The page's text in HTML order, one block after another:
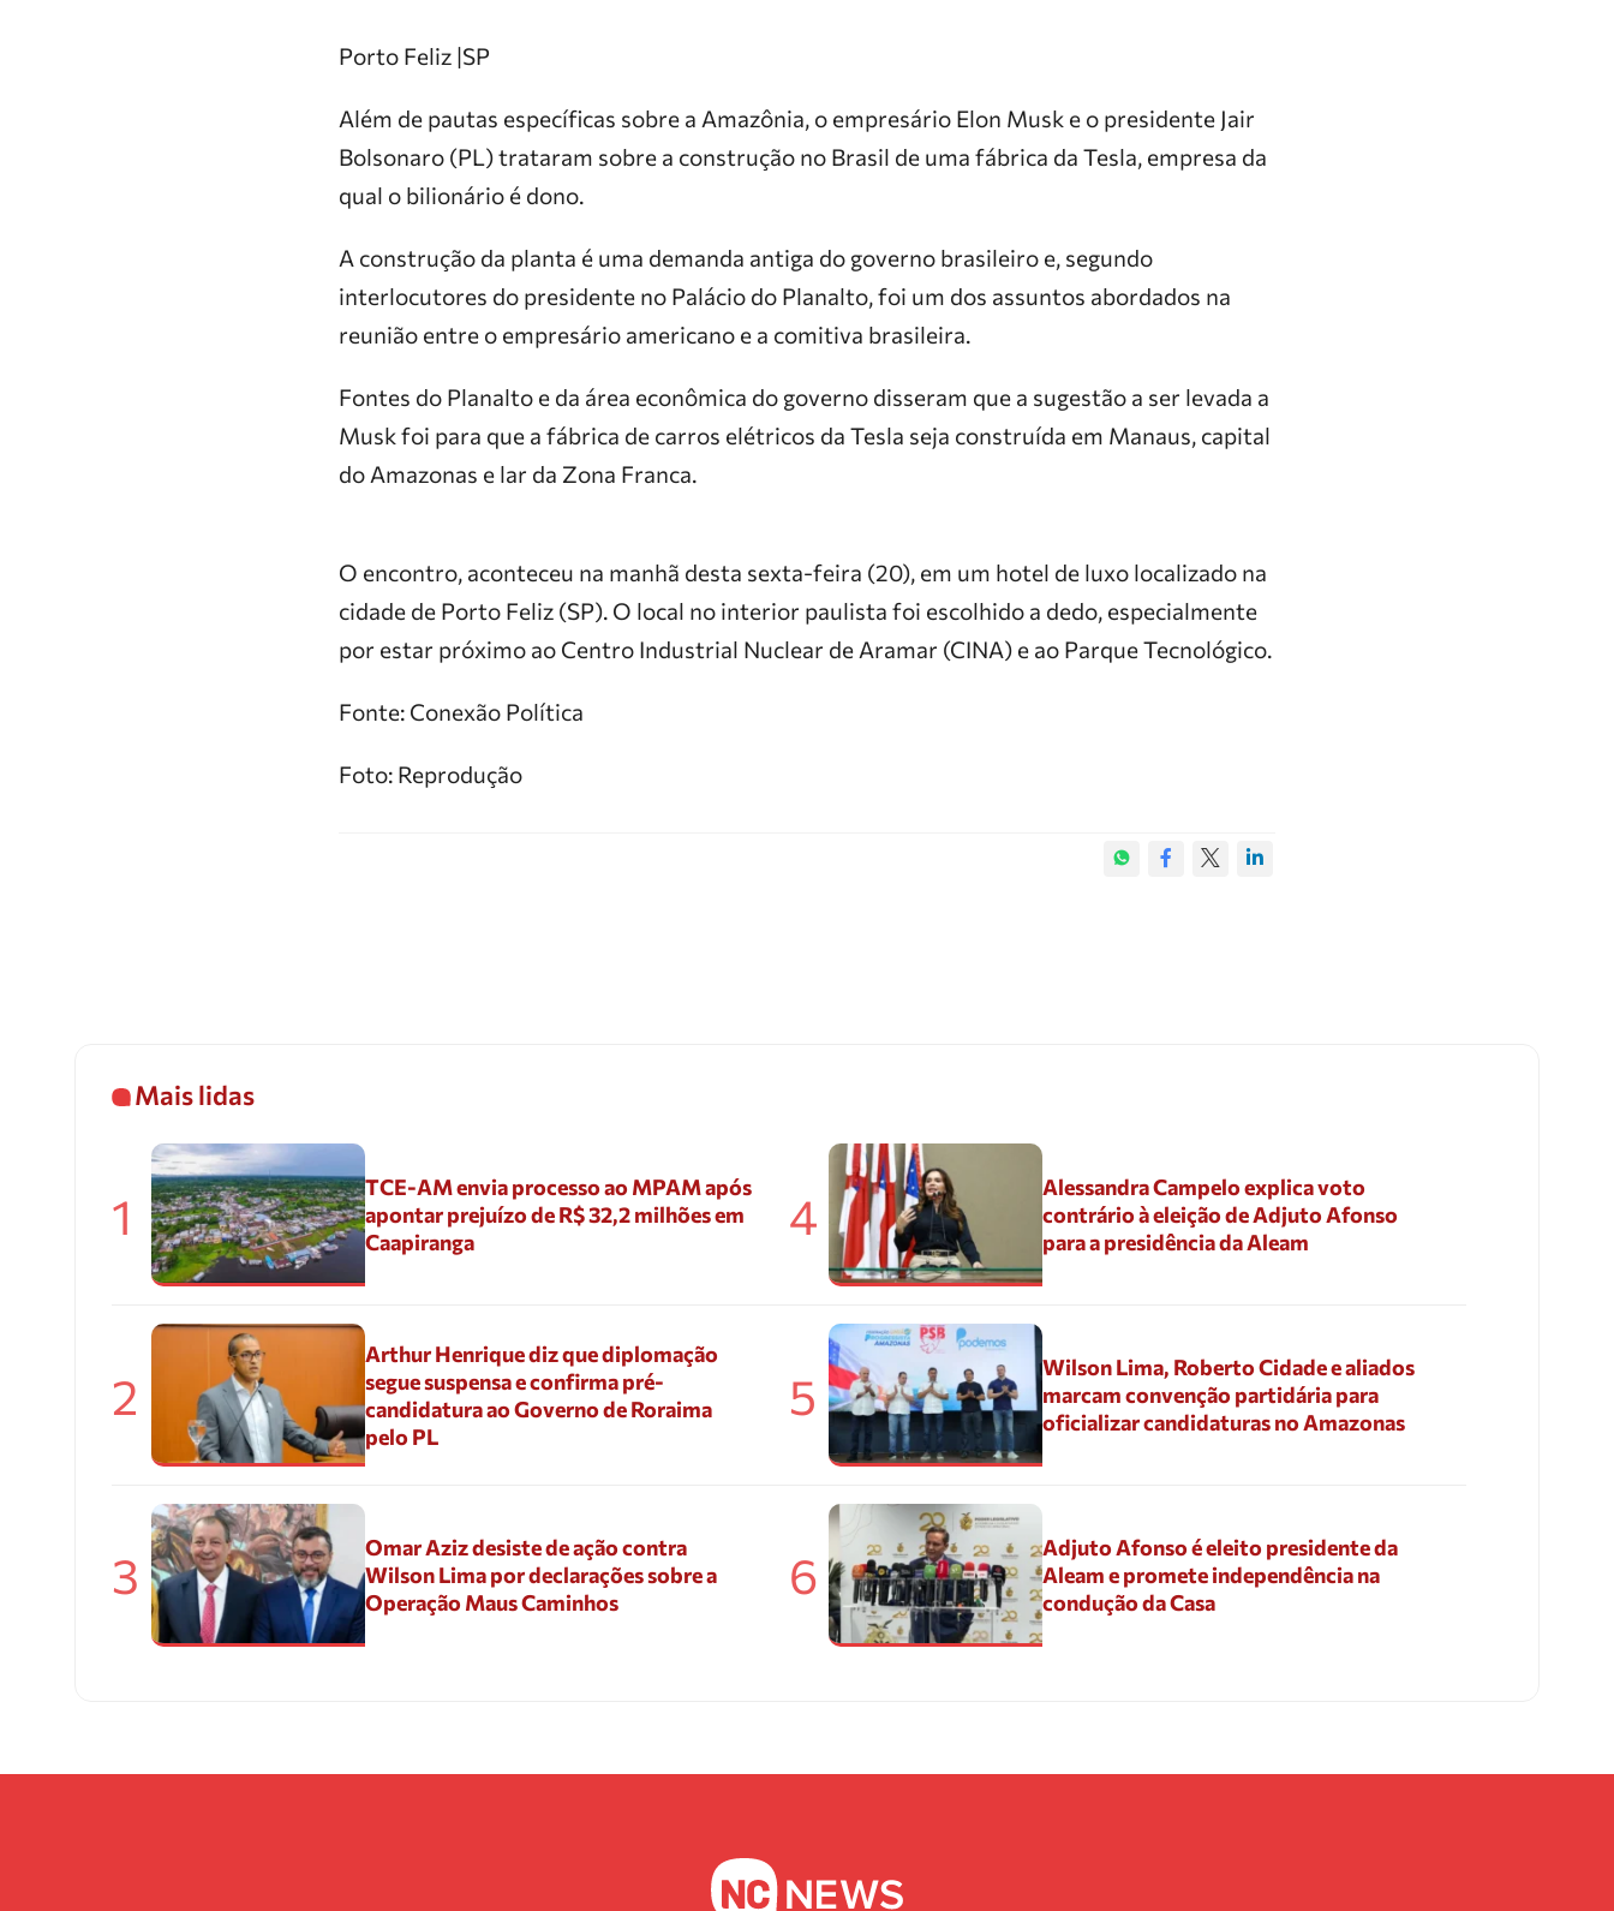
Porto Feliz |SP
Além de pautas específicas sobre a Amazônia, o empresário Elon Musk e o presidente Jair
Bolsonaro (PL) trataram sobre a construção no Brasil de uma fábrica da Tesla, empresa da
qual o bilionário é dono.
A construção da planta é uma demanda antiga do governo brasileiro e, segundo
interlocutores do presidente no Palácio do Planalto, foi um dos assuntos abordados na
reunião entre o empresário americano e a comitiva brasileira.
Fontes do Planalto e da área econômica do governo disseram que a sugestão a ser levada a
Musk foi para que a fábrica de carros elétricos da Tesla seja construída em Manaus, capital
do Amazonas e lar da Zona Franca.
O encontro, aconteceu na manhã desta sexta-feira (20), em um hotel de luxo localizado na
cidade de Porto Feliz (SP). O local no interior paulista foi escolhido a dedo, especialmente
por estar próximo ao Centro Industrial Nuclear de Aramar (CINA) e ao Parque Tecnológico.
Fonte: Conexão Política
Foto: Reprodução
Mais lidas
1
TCE-AM envia processo ao MPAM após
apontar prejuízo de R$ 32,2 milhões em
Caapiranga
2
Arthur Henrique diz que diplomação
segue suspensa e confirma pré-
candidatura ao Governo de Roraima
pelo PL
3
Omar Aziz desiste de ação contra
Wilson Lima por declarações sobre a
Operação Maus Caminhos
4
Alessandra Campelo explica voto
contrário à eleição de Adjuto Afonso
para a presidência da Aleam
5
Wilson Lima, Roberto Cidade e aliados
marcam convenção partidária para
oficializar candidaturas no Amazonas
6
Adjuto Afonso é eleito presidente da
Aleam e promete independência na
condução da Casa